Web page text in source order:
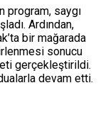
program, saygı
Ardından,
bir mağarada
sonucu
gerçekleştirildi.
devam etti.